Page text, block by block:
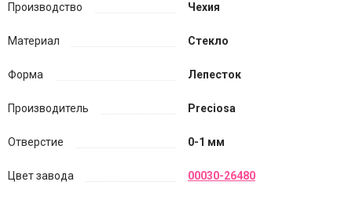
Производство Чехия
Материал Стекло
Форма Лепесток
Производитель Preciosa
Отверстие 0-1 мм
Цвет завода 00030-26480